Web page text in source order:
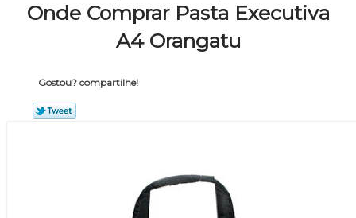
Onde Comprar Pasta Executiva
A4 Orangatu
Gostou? compartilhe!